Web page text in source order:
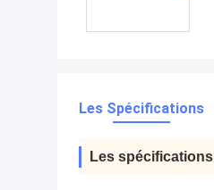
Les Spécifications
Les spécifications